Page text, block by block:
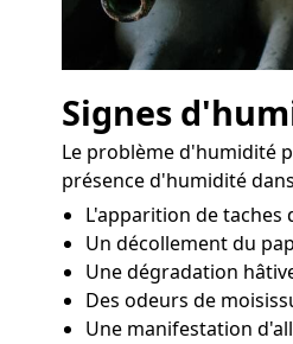
Signes
Le problème d'humidité
présence d'humidité
L'apparition de
Un décollement du
Une dégradation
Des odeurs de
Une manifestation